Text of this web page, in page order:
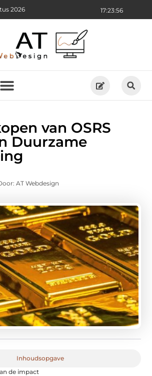
17:23:57
2026
van OSRS
Duurzame
AT Webdesign
Inhoudsopgave
de impact